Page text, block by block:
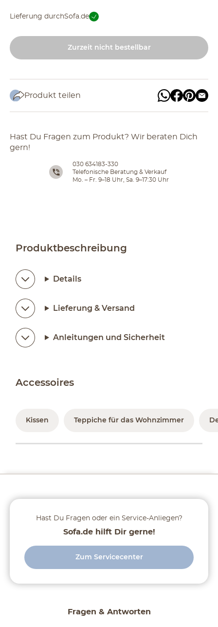
Lieferung durchSofa.de
Zurzeit nicht bestellbar
Produkt teilen
Hast Du Fragen zum Produkt? Wir beraten Dich
gern!
030 634183-330
Telefonische Beratung & Verkauf
Mo. – Fr. 9–18 Uhr, Sa. 9–17:30 Uhr
Produktbeschreibung
Details
Lieferung & Versand
Anleitungen und Sicherheit
Accessoires
Kissen Teppiche für das Wohnzimmer
Fragen & Antworten
Hast Du Fragen oder ein Service-Anliegen?
Sofa.de hilft Dir gerne!
Zum Servicecenter